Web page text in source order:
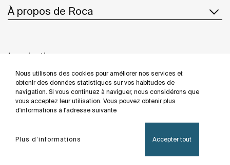
Nous utilisons des cookies pour améliorer nos services et
obtenir des données statistiques sur vos habitudes de
navigation. Si vous continuez à naviguer, nous considérons que
vous acceptez leur utilisation. Vous pouvez obtenir plus
d'informations à l'adresse suivante
Plus d’informations Accepter tout
À propos de Roca
Inspiration
Suivez-nous
Politique De Confidentialité
Mentions Légales